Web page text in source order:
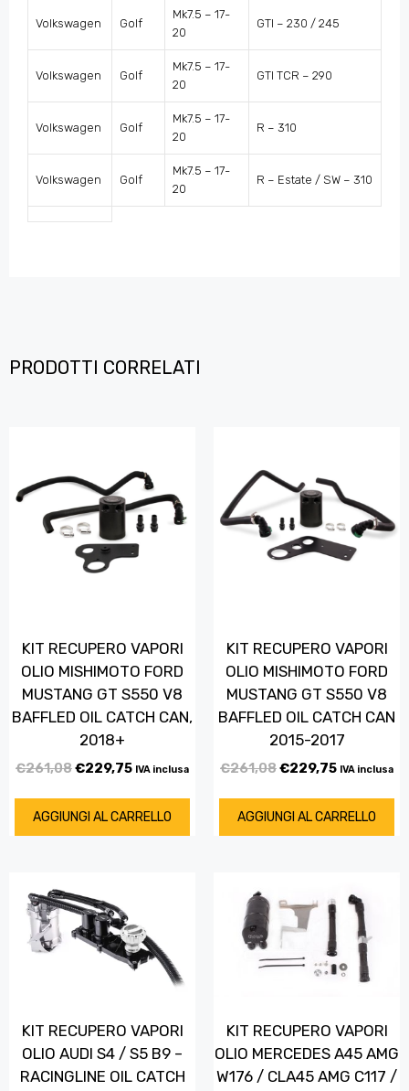
Volkswagen Golf
Mk7.5 – 17-
20
GTI – 230 / 245
Volkswagen Golf
Mk7.5 – 17-
20
GTI TCR – 290
Volkswagen Golf
Mk7.5 – 17-
20
R – 310
Volkswagen Golf
Mk7.5 – 17-
20
R – Estate / SW – 310
PRODOTTI CORRELATI
KIT RECUPERO VAPORI
OLIO MISHIMOTO FORD
MUSTANG GT S550 V8
BAFFLED OIL CATCH CAN,
2018+
€261,08€229,75 IVA inclusa
AGGIUNGI AL CARRELLO
KIT RECUPERO VAPORI
OLIO MISHIMOTO FORD
MUSTANG GT S550 V8
BAFFLED OIL CATCH CAN
2015-2017
€261,08€229,75 IVA inclusa
AGGIUNGI AL CARRELLO
KIT RECUPERO VAPORI
OLIO AUDI S4 / S5 B9 –
RACINGLINE OIL CATCH
KIT RECUPERO VAPORI
OLIO MERCEDES A45 AMG
W176 / CLA45 AMG C117 /